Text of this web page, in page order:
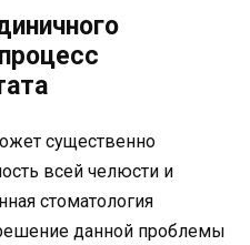
существенно
всей челюсти и
стоматология
данной проблемы